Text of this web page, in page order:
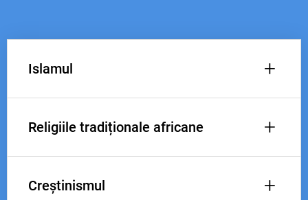
Islamul +
Religiile tradiționale africane +
Creștinismul +